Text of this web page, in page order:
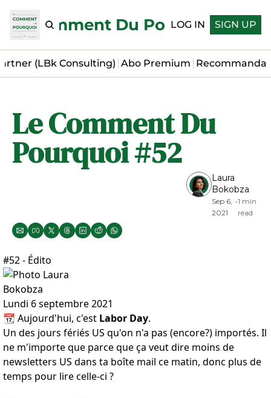
Le Comment Du Pourquoi
LOG IN SIGN UP
(LBk Consulting) Abo Premium
Le Comment Du
Pourquoi #52
Laura
Bokobza
Sep 6,
2021
•1 min
read
#52 - Édito
Lundi 6 septembre 2021
📆 Aujourd'hui, c'est Labor Day.
Un des jours fériés US qu'on n'a pas (encore?) importés. Il
ne m'importe que parce que ça veut dire moins de
newsletters US dans ta boîte mail ce matin, donc plus de
temps pour lire celle-ci ?